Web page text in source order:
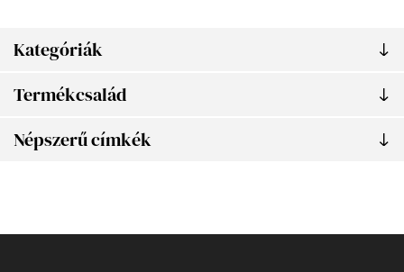
Kategóriák
Termékcsalád
Népszerű címkék